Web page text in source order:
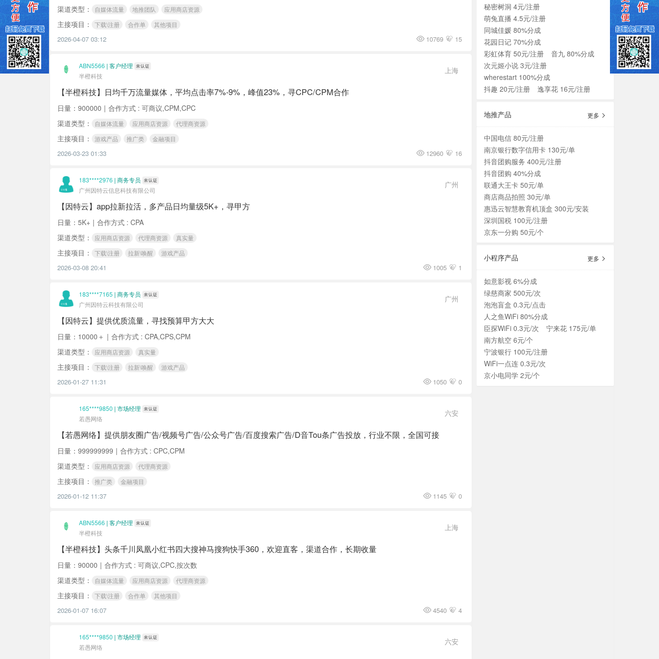
渠道类型：
自媒体流量 地推团队 应用商店资源
主接项目： 下载\注册 合作单 其他项目
2026-04-07 03:12 10769 15
ABN5566 | 客户经理
半橙科技
上海
【半橙科技】日均千万流量媒体，平均点击率7%-9%，峰值23%，寻CPC/CPM合作
日量：900000 | 合作方式 : 可商议,CPM,CPC
渠道类型：
自媒体流量 应用商店资源 代理商资源
主接项目： 游戏产品 推广类 金融项目
2026-03-23 01:33 12960 16
183****2976 | 商务专员
广州因特云信息科技有限公司
广州
【因特云】app拉新拉活，多产品日均量级5K+，寻甲方
日量：5K+ | 合作方式 : CPA
渠道类型：
应用商店资源 代理商资源 真实量
主接项目： 下载\注册 拉新\唤醒 游戏产品
2026-03-08 20:41 1005 1
183****7165 | 商务专员
广州因特云科技有限公司
广州
【因特云】提供优质流量，寻找预算甲方大大
日量：10000＋ | 合作方式 : CPA,CPS,CPM
渠道类型：
应用商店资源 真实量
主接项目： 下载\注册 拉新\唤醒 游戏产品
2026-01-27 11:31 1050 0
165****9850 | 市场经理
若愚网络
六安
【若愚网络】提供朋友圈广告‬/视频号广告/公众号广告/百度搜索广告/D音Tou条广告投放，行业不限，全国可接
日量：999999999 | 合作方式 : CPC,CPM
渠道类型：
应用商店资源 代理商资源
主接项目： 推广类 金融项目
2026-01-12 11:37 1145 0
ABN5566 | 客户经理
半橙科技
上海
【半橙科技】头条千川凤凰小红书四大搜神马搜狗快手360，欢迎直客，渠道合作，长期收量
日量：90000 | 合作方式 : 可商议,CPC,按次数
渠道类型：
自媒体流量 应用商店资源 代理商资源
主接项目： 下载\注册 合作单 其他项目
2026-01-07 16:07 4540 4
165****9850 | 市场经理
若愚网络
六安
秘密树洞 4元/注册
萌兔直播 4.5元/注册
同城佳媛 80%分成
花园日记 70%分成
彩虹体育 50元/注册
音九 80%分成
次元姬小说 3元/注册
wherestart 100%分成
抖趣 20元/注册
逸享花 16元/注册
地推产品 更多
中国电信 80元/注册
南京银行数字信用卡 130元/单
抖音团购服务 400元/注册
抖音团购 40%分成
联通大王卡 50元/单
商店商品拍照 30元/单
惠迅云智慧教育机顶盒 300元/安装
深圳国税 100元/注册
京东一分购 50元/个
小程序产品 更多
如意影视 6%分成
绿慈商家 500元/次
泡泡盲盒 0.3元/点击
人之鱼WiFi 80%分成
臣探WiFi 0.3元/次
宁来花 175元/单
南方航空 6元/个
宁波银行 100元/注册
WiFi一点连 0.3元/次
京小电同学 2元/个